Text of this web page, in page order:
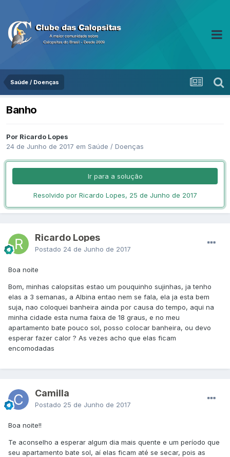
Saúde / Doenças
Banho
Por Ricardo Lopes
24 de Junho de 2017 em Saúde / Doenças
Ir para a solução
Resolvido por Ricardo Lopes, 25 de Junho de 2017
Ricardo Lopes
Postado 24 de Junho de 2017
Boa noite
Bom, minhas calopsitas estao um pouquinho sujinhas, ja tenho
elas a 3 semanas, a Albina entao nem se fala, ela ja esta bem
suja, nao coloquei banheira ainda por causa do tempo, aqui na
minha cidade esta numa faixa de 18 graus, e no meu
apartamento bate pouco sol, posso colocar banheira, ou devo
esperar fazer calor ? As vezes acho que elas ficam
encomodadas
Camilla
Postado 25 de Junho de 2017
Boa noite!!
Te aconselho a esperar algum dia mais quente e um período que
seu apartamento bate sol, aí elas ficam até se secar, pois as